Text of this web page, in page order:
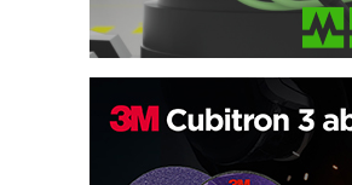
Trajna oznaka kao